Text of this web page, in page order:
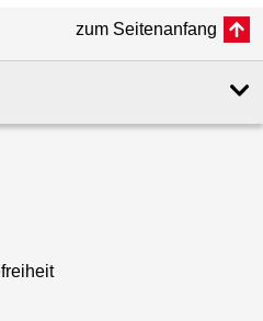
zum Seitenanfang